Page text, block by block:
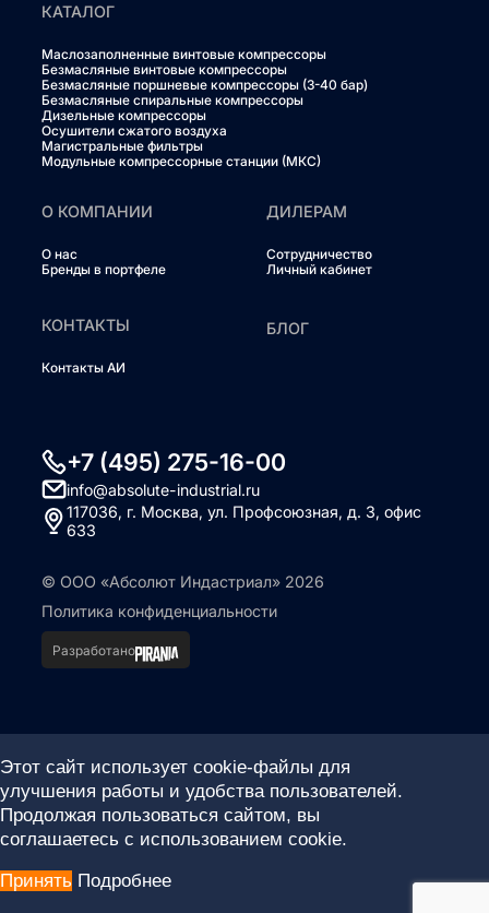
КАТАЛОГ
Маслозаполненные винтовые компрессоры
Безмасляные винтовые компрессоры
Безмасляные поршневые компрессоры (3-40 бар)
Безмасляные спиральные компрессоры
Дизельные компрессоры
Осушители сжатого воздуха
Магистральные фильтры
Модульные компрессорные станции (МКС)
О КОМПАНИИ
О нас
Бренды в портфеле
ДИЛЕРАМ
Сотрудничество
Личный кабинет
КОНТАКТЫ
Контакты АИ
БЛОГ
+7 (495) 275-16-00
info@absolute-industrial.ru
117036, г. Москва, ул. Профсоюзная, д. 3, офис
633
© ООО «Абсолют Индастриал» 2026
Политика конфиденциальности
Разработано
Этот сайт использует cookie-файлы для
улучшения работы и удобства пользователей.
Продолжая пользоваться сайтом, вы
соглашаетесь с использованием cookie.
Принять Подробнее